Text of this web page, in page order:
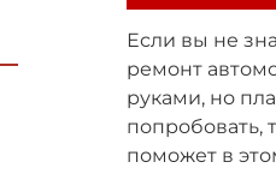
Если вы не
ремонт
руками, но
попробовать,
поможет в